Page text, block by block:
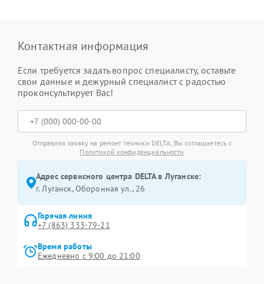
Контактная информация
Если требуется задать вопрос специалисту, оставьте
свои данные и дежурный специалист с радостью
проконсультирует Вас!
Отправляя заявку на ремонт техники DELTA, Вы соглашаетесь с
Политикой конфиденциальности
Адрес сервисного центра DELTA в Луганске:
г. Луганск, Оборонная ул., 26
Горячая линия
+7 (863) 333-79-21
Время работы
Ежедневно с 9:00 до 21:00